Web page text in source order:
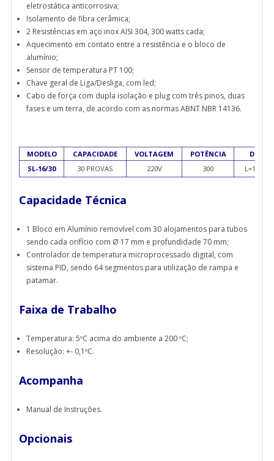
eletrostática anticorrosiva;
Isolamento de fibra cerâmica;
2 Resistências em aço inox AISI 304, 300 watts cada;
Aquecimento em contato entre a resistência e o bloco de
alumínio;
Sensor de temperatura PT 100;
Chave geral de Liga/Desliga, com led;
Cabo de força com dupla isolação e plug com três pinos, duas
fases e um terra, de acordo com as normas ABNT NBR 14136.
MODELO CAPACIDADE VOLTAGEM POTÊNCIA
SL-16/30
30 PROVAS 220V 300 L=150 X
Capacidade Técnica
1 Bloco em Alumínio removível com 30 alojamentos para tubos
sendo cada orifício com Ø 17 mm e profundidade 70 mm;
Controlador de temperatura microprocessado digital, com
sistema PID, sendo 64 segmentos para utilização de rampa e
patamar.
Faixa de Trabalho
Temperatura: 5ºC acima do ambiente a 200 ºC;
Resolução: +- 0,1ºC.
Acompanha
Manual de Instruções.
Opcionais